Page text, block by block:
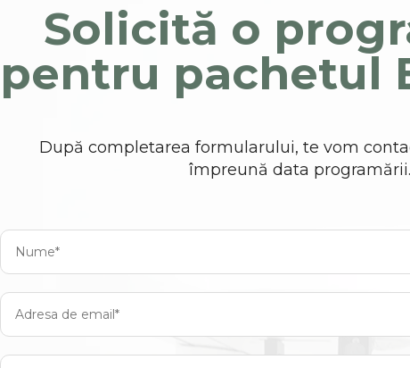
Solicită o
pentru pachetul
După completarea formularului, te vom
împreună data programării.